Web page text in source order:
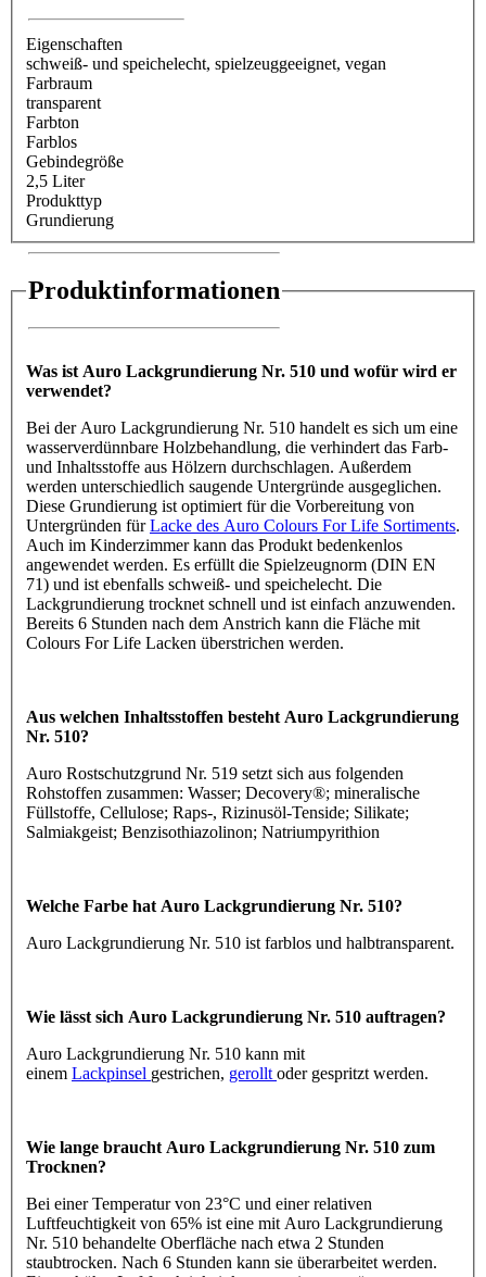
Eigenschaften
schweiß- und speichelecht, spielzeuggeeignet, vegan
Farbraum
transparent
Farbton
Farblos
Gebindegröße
2,5 Liter
Produkttyp
Grundierung
Produktinformationen
Was ist Auro Lackgrundierung Nr. 510 und wofür wird er
verwendet?
Bei der Auro Lackgrundierung Nr. 510 handelt es sich um eine
wasserverdünnbare Holzbehandlung, die verhindert das Farb-
und Inhaltsstoffe aus Hölzern durchschlagen. Außerdem
werden unterschiedlich saugende Untergründe ausgeglichen.
Diese Grundierung ist optimiert für die Vorbereitung von
Untergründen fürLacke des Auro Colours For Life Sortiments.
Auch im Kinderzimmer kann das Produkt bedenkenlos
angewendet werden. Es erfüllt die Spielzeugnorm (DIN EN
71) und ist ebenfalls schweiß- und speichelecht. Die
Lackgrundierung trocknet schnell und ist einfach anzuwenden.
Bereits 6 Stunden nach dem Anstrich kann die Fläche mit
Colours For Life Lacken überstrichen werden.
Aus welchen Inhaltsstoffen besteht Auro Lackgrundierung
Nr. 510?
Auro Rostschutzgrund Nr. 519 setzt sich aus folgenden
Rohstoffen zusammen: Wasser; Decovery®; mineralische
Füllstoffe, Cellulose; Raps-, Rizinusöl-Tenside; Silikate;
Salmiakgeist; Benzisothiazolinon; Natriumpyrithion
Welche Farbe hat Auro Lackgrundierung Nr. 510?
Auro Lackgrundierung Nr. 510 ist farblos und halbtransparent.
Wie lässt sich Auro Lackgrundierung Nr. 510 auftragen?
Auro Lackgrundierung Nr. 510 kann mit
einem Lackpinsel gestrichen, gerollt oder gespritzt werden.
Wie lange braucht Auro Lackgrundierung Nr. 510 zum
Trocknen?
Bei einer Temperatur von 23°C und einer relativen
Luftfeuchtigkeit von 65% ist eine mit Auro Lackgrundierung
Nr. 510 behandelte Oberfläche nach etwa 2 Stunden
staubtrocken. Nach 6 Stunden kann sie überarbeitet werden.